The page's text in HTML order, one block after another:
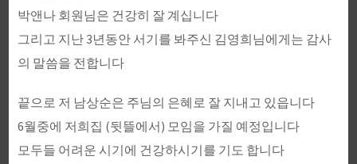
박앤나 회원님은 건강히 잘 계십니다
그리고 지난 3년동안 서기를 봐주신 김영희님에게는 감사
의 말씀을 전합니다
끝으로 저 남상순은 주님의 은혜로 잘 지내고 있읍니다
6월중에 저희집 (뒷뜰에서) 모임을 가질 예정입니다
모두들 어려운 시기에 건강하시기를 기도 합니다